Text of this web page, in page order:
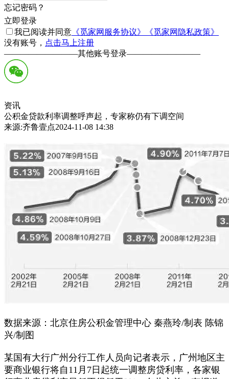
忘记密码？
立即登录
我已阅读并同意 《觅家网服务协议》
《觅家网隐私政策》
没有账号， 点击马上注册
—————————其他账号登录—————————
资讯
公积金贷款利率调整呼声起，专家称仍有下调空间
来源:齐鲁壹点2024-11-08 14:38
数据来源：北京住房公积金管理中心 秦燕玲/制表 陈锦
兴/制图
某国有大行广州分行工作人员向记者表示，广州地区主
要商业银行将自11月7日起统一调整房贷利率，各家银